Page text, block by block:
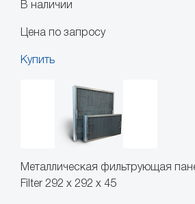
В наличии
Цена по запросу
Купить
Металлическая фильтрующая
Filter 292 x 292 x 45